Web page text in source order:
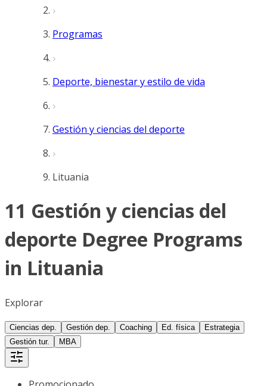
Programas
Deporte, bienestar y estilo de vida
Gestión y ciencias del deporte
Lituania
11 Gestión y ciencias del
deporte Degree Programs
in Lituania
Explorar
Ciencias dep. Gestión dep. Coaching Ed. física
Estrategia
Gestión tur.
MBA